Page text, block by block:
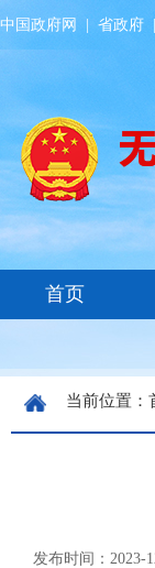
中国政府网 省政府
当前位置：
发布时间：2023-